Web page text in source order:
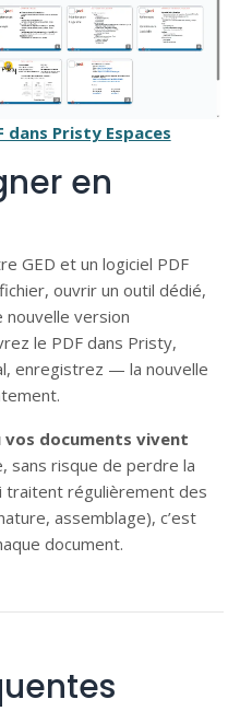
Pristy Espaces
en
GED et un logiciel PDF
ouvrir un outil dédié,
version
le PDF dans Pristy,
enregistrez — la nouvelle
vos documents vivent
sans risque de perdre la
traitent régulièrement des
assemblage), c’est
document.